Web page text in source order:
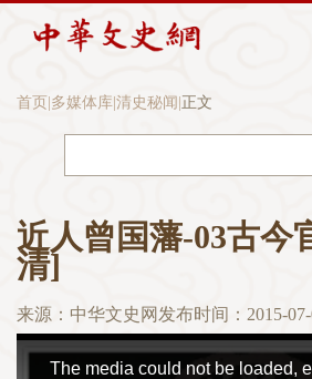
首页 多媒体库 清史秘闻 正文
近人曾国藩-03古今
清]
来源：中华文史网 发布时间：2015-
This
The media could not be loaded,